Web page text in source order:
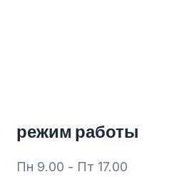
режим работы
Пн 9.00 - Пт 17.00